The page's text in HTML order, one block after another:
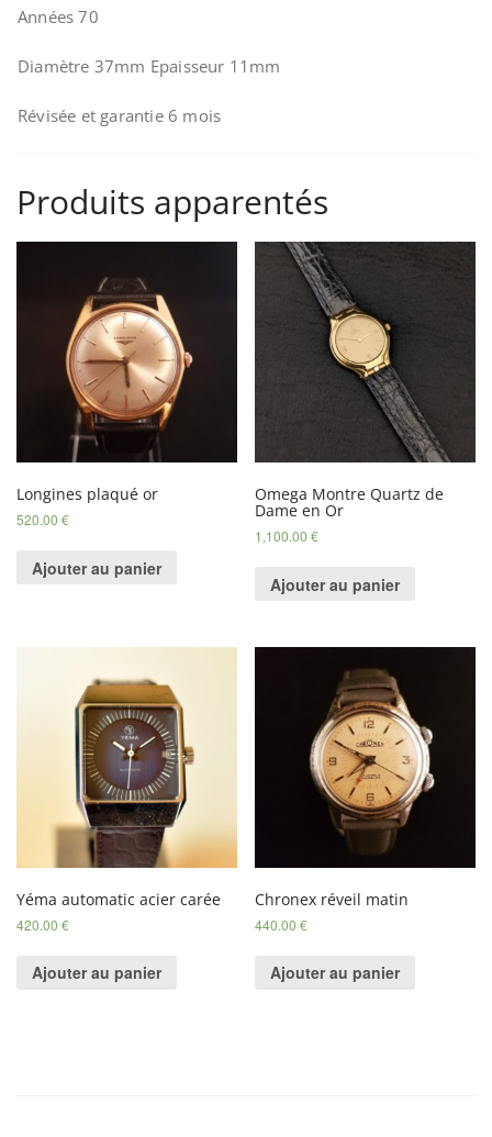
Années 70
Diamètre 37mm Epaisseur 11mm
Révisée et garantie 6 mois
Produits apparentés
Longines plaqué or
520.00 €
Ajouter au panier
Omega Montre Quartz de
Dame en Or
1,100.00€
Ajouter au panier
Yéma automatic acier carée
420.00 €
Ajouter au panier
Chronex réveil matin
440.00€
Ajouter au panier